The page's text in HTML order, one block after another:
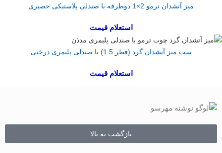
میز آتشدان ترمو 2×1 دوطرفه با صندلی پلاستیکی حصیری
استعلام قیمت
ست میز آتشدان گرد (قطر 1.5) با صندلی پلیمری درختی
استعلام قیمت
بازگشت به بالا